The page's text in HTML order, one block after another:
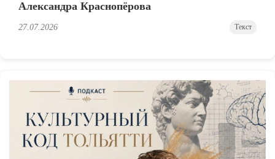
Александра Краснопёрова
27.07.2026 Текст